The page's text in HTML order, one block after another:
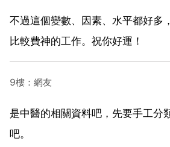
不過這個變數、因素、水平都好多
比較費神的工作。祝你好運！
9樓：網友
是中醫的相關資料吧，先要手工分
吧。